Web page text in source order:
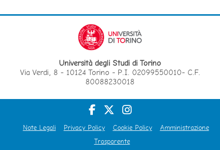
Università degli Studi di Torino
Via Verdi, 8 - 10124 Torino - P.I. 02099550010- C.F.
80088230018
Note Legali Privacy Policy Cookie Policy
Amministrazione
Trasparente